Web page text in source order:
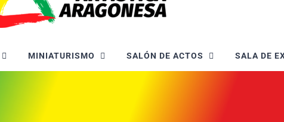
MINIATURISMO SALÓN DE ACTOS SALA DE